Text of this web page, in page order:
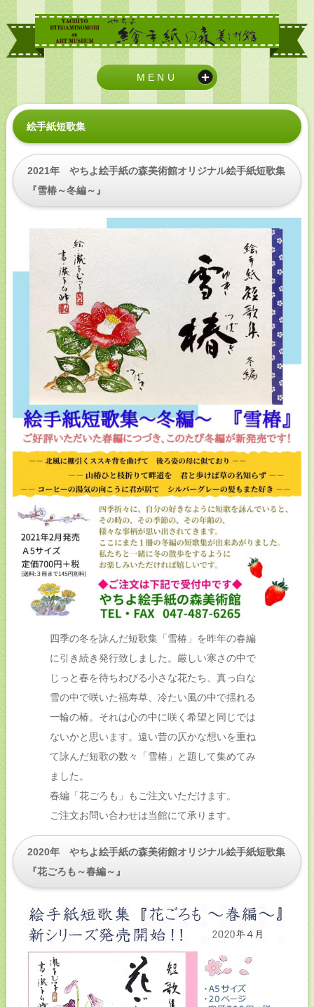
MENU
絵手紙短歌集
2021年 やちよ絵手紙の森美術館オリジナル絵手紙短歌集
『雪椿～冬編～』
四季の冬を詠んだ短歌集「雪椿」を昨年の春編
に引き続き発行致しました。厳しい寒さの中で
じっと春を待ちわびる小さな花たち、真っ白な
雪の中で咲いた福寿草、冷たい風の中で揺れる
一輪の椿。それは心の中に咲く希望と同じでは
ないかと思います。遠い昔の仄かな想いを重ね
て詠んだ短歌の数々「雪椿」と題して集めてみ
ました。
春編「花ごろも」もご注文いただけます。
ご注文お問い合わせは当館にて承ります。
2020年 やちよ絵手紙の森美術館オリジナル絵手紙短歌集
『花ごろも～春編～』